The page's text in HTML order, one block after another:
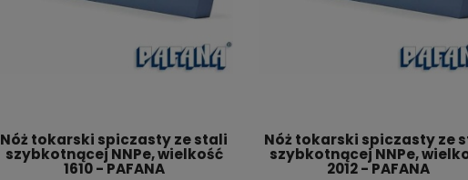
Nóż tokarski spiczasty ze stali
szybkotnącej NNPe, wielkość
1610 - PAFANA
Nóż tokarski spiczasty ze
szybkotnącej NNPe,
2012 - PAFANA